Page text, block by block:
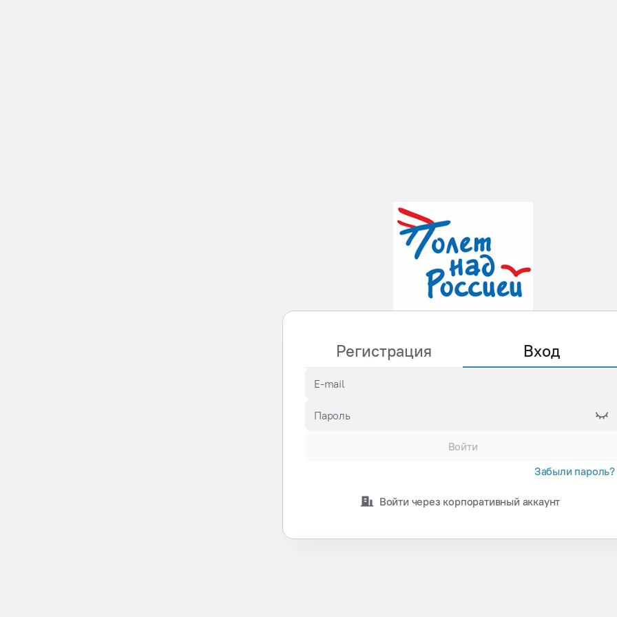
Регистрация Вход
E-mail
Пароль
Войти
Забыли пароль?
Войти через корпоративный аккаунт